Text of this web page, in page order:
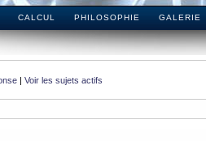
CALCUL PHILOSOPHIE GALERIE
| Voir les sujets actifs